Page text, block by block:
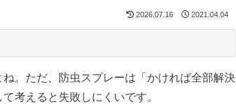
2026.07.16 2021.04.04
。ただ、防虫スプレーは「かければ全部解決
考えると失敗しにくいです。